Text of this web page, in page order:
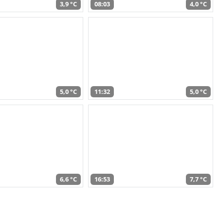
3,9 °C 08:03 4,0 °C
5,0 °C 11:32 5,0 °C
6,6 °C 16:53 7,7 °C